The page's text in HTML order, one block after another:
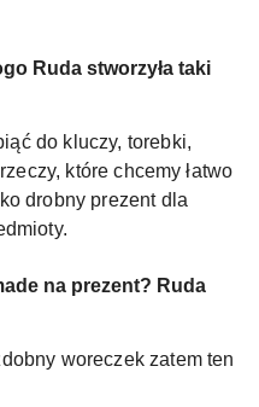
Ruda stworzyła taki
do kluczy, torebki,
które chcemy łatwo
drobny prezent dla
na prezent? Ruda
woreczek zatem ten